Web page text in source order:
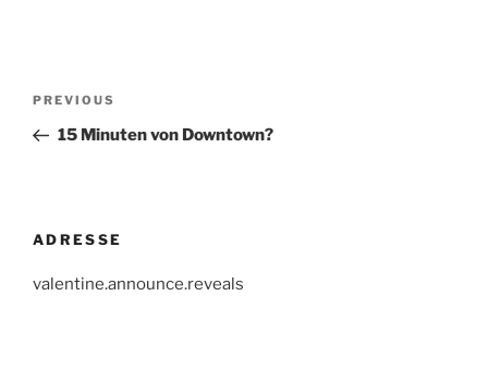
Previous
Post
PREVIOUS
15 Minuten von Downtown?
ADRESSE
valentine.announce.reveals